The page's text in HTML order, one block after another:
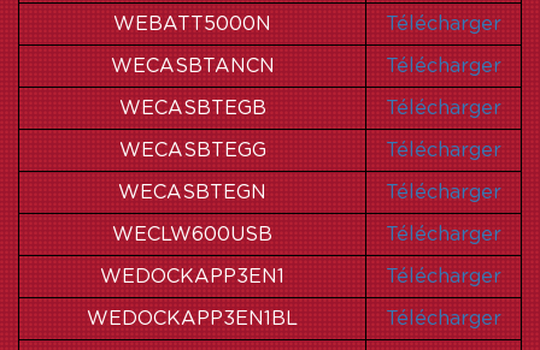
WEBATT5000N Télécharger
WECASBTANCN Télécharger
WECASBTEGB Télécharger
WECASBTEGG Télécharger
WECASBTEGN Télécharger
WECLW600USB Télécharger
WEDOCKAPP3EN1 Télécharger
WEDOCKAPP3EN1BL Télécharger